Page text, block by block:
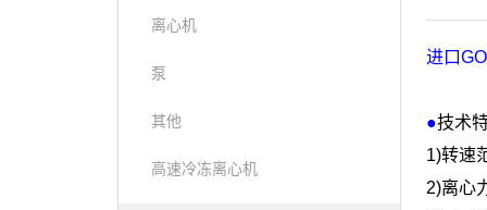
离心机
泵
其他
高速冷冻离心机
进口
●技术
1)转速
2)离心